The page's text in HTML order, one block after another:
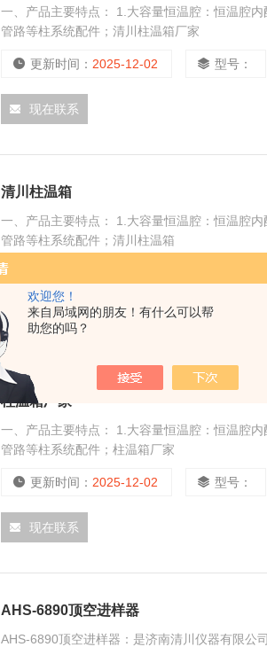
欢迎您！
来自局域网的朋友！有什么可以帮
助您的吗？
一、产品主要特点： 1.大容量恒温腔：恒温腔
管路等柱系统配件；清川柱温箱厂家
更新时间： 2025-12-02 型号：
现在联系
清川柱温箱
一、产品主要特点： 1.大容量恒温腔：恒温腔
管路等柱系统配件；清川柱温箱
现在联系
柱温箱厂家
一、产品主要特点： 1.大容量恒温腔：恒温腔
管路等柱系统配件；柱温箱厂家
更新时间： 2025-12-02 型号：
现在联系
AHS-6890顶空进样器
AHS-6890顶空进样器：是济南清川仪器有限公